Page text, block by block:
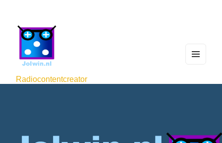
Radiocontentcreator
WIDG